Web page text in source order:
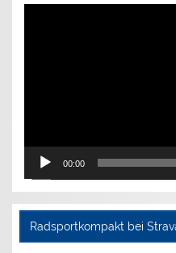
Video-
00:00
Radsportkompakt bei